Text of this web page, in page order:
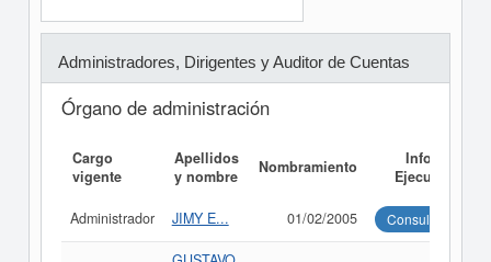
Administradores, Dirigentes y Auditor de Cuentas
Órgano de administración
Cargo
vigente
Apellidos
y nombre
Nombramiento
Informe
Ejecutivo
Administrador JIMY E... 01/02/2005 Consultar